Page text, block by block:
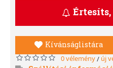
Kívánságlistára
0 vélemény/ új